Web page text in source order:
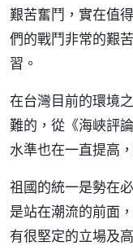
艱苦奮鬥，實在值
們的戰鬥非常的艱
習。
在台灣目前的環境
難的，從《海峽評
水準也在一直提高
祖國的統一是勢在
是站在潮流的前面
有很堅定的立場及